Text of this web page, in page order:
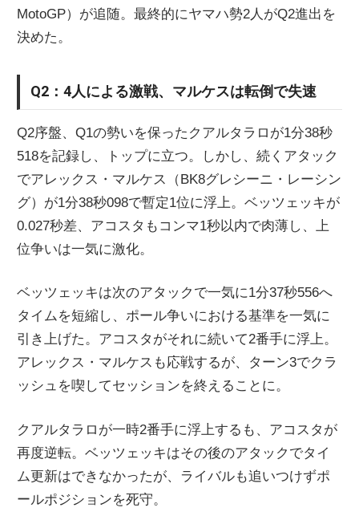
MotoGP）が追随。最終的にヤマハ勢2人がQ2進出を
決めた。
Q2：4人による激戦、マルケスは転倒で失速
Q2序盤、Q1の勢いを保ったクアルタラロが1分38秒
518を記録し、トップに立つ。しかし、続くアタック
でアレックス・マルケス（BK8グレシーニ・レーシン
グ）が1分38秒098で暫定1位に浮上。ベッツェッキが
0.027秒差、アコスタもコンマ1秒以内で肉薄し、上
位争いは一気に激化。
ベッツェッキは次のアタックで一気に1分37秒556へ
タイムを短縮し、ポール争いにおける基準を一気に
引き上げた。アコスタがそれに続いて2番手に浮上。
アレックス・マルケスも応戦するが、ターン3でクラ
ッシュを喫してセッションを終えることに。
クアルタラロが一時2番手に浮上するも、アコスタが
再度逆転。ベッツェッキはその後のアタックでタイ
ム更新はできなかったが、ライバルも追いつけずポ
ールポジションを死守。